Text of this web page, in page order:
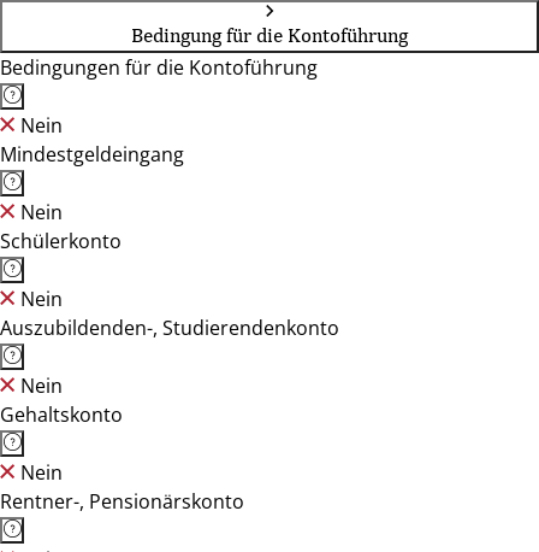
Bedingung für die Kontoführung
Bedingungen für die Kontoführung
Nein
Mindestgeldeingang
Nein
Schülerkonto
Nein
Auszubildenden-, Studierendenkonto
Nein
Gehaltskonto
Nein
Rentner-, Pensionärskonto